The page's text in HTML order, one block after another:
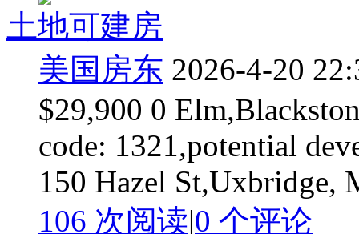
土地可建房
美国房东 2026-4-20
$29,900 0
code: 1321,potential
150 Hazel St,Uxbridge,
106 次阅读|0 个评论